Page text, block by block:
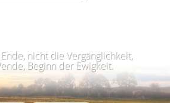
nicht die Vergänglichkeit,
Beginn der Ewigkeit.